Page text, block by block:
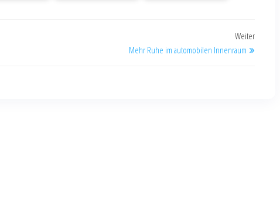
Weiter
Mehr Ruhe im automobilen Innenraum